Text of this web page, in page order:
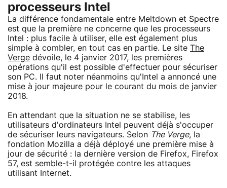
processeurs Intel
La différence fondamentale entre Meltdown et Spectre
est que la première ne concerne que les processeurs
Intel : plus facile à utiliser, elle est également plus
simple à combler, en tout cas en partie. Le site The
Verge dévoile, le 4 janvier 2017, les premières
opérations qu'il est possible d'effectuer pour sécuriser
son PC. Il faut noter néanmoins qu'Intel a annoncé une
mise à jour majeure pour le courant du mois de janvier
2018.
En attendant que la situation ne se stabilise, les
utilisateurs d'ordinateurs Intel peuvent déjà s'occuper
de sécuriser leurs navigateurs. Selon The Verge, la
fondation Mozilla a déjà déployé une première mise à
jour de sécurité : la dernière version de Firefox, Firefox
57, est semble-t-il protégée contre les attaques
utilisant Internet.